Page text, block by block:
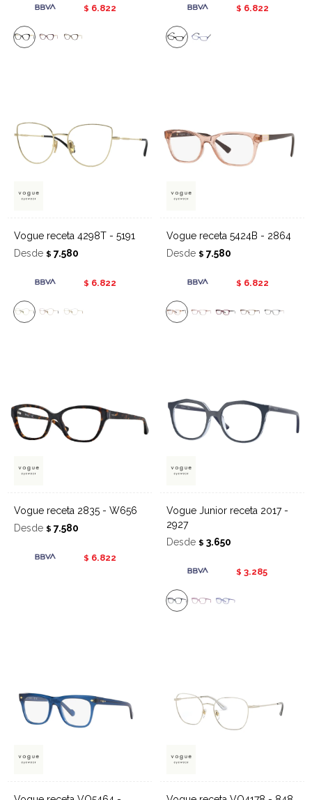
$ 6.822 $ 6.822
Vogue receta 4298T - 5191
Desde $ 7.580
$ 6.822
Vogue receta 5424B - 2864
Desde $ 7.580
$ 6.822
Vogue receta 2835 - W656
Desde $ 7.580
$ 6.822
Vogue Junior receta 2017 -
2927
Desde $ 3.650
$ 3.285